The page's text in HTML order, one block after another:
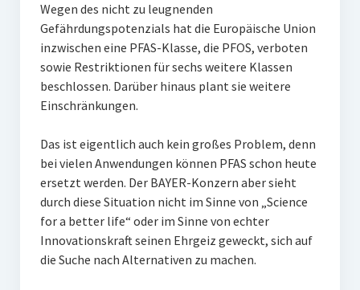
Wegen des nicht zu leugnenden
Gefährdungspotenzials hat die Europäische Union
inzwischen eine PFAS-Klasse, die PFOS, verboten
sowie Restriktionen für sechs weitere Klassen
beschlossen. Darüber hinaus plant sie weitere
Einschränkungen.
Das ist eigentlich auch kein großes Problem, denn
bei vielen Anwendungen können PFAS schon heute
ersetzt werden. Der BAYER-Konzern aber sieht
durch diese Situation nicht im Sinne von „Science
for a better life“ oder im Sinne von echter
Innovationskraft seinen Ehrgeiz geweckt, sich auf
die Suche nach Alternativen zu machen.